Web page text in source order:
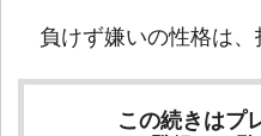
負けず嫌いの性格は、
この続きはプ